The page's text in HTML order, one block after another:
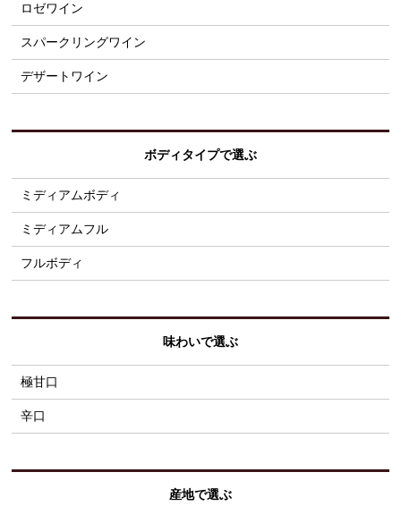
ロゼワイン
スパークリングワイン
デザートワイン
ボディタイプで選ぶ
ミディアムボディ
ミディアムフル
フルボディ
味わいで選ぶ
極甘口
辛口
産地で選ぶ